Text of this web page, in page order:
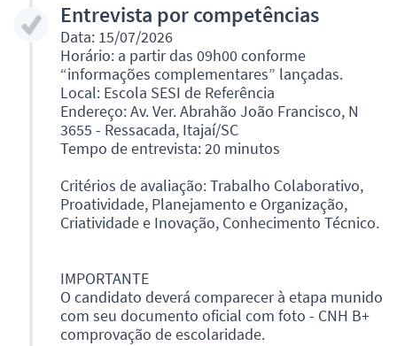
Entrevista por competências
Data: 15/07/2026
Horário: a partir das 09h00 conforme
“informações complementares” lançadas.
Local: Escola SESI de Referência
Endereço: Av. Ver. Abrahão João Francisco, N
3655 - Ressacada, Itajaí/SC
Tempo de entrevista: 20 minutos
Critérios de avaliação: Trabalho Colaborativo,
Proatividade, Planejamento e Organização,
Criatividade e Inovação, Conhecimento Técnico.
IMPORTANTE
O candidato deverá comparecer à etapa munido
com seu documento oficial com foto - CNH B+
comprovação de escolaridade.